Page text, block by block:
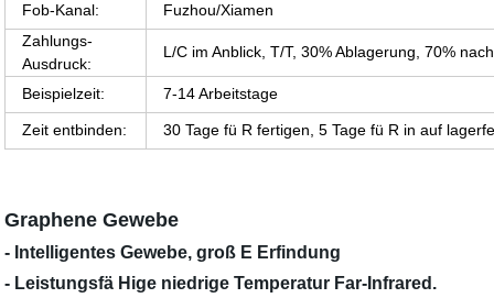
Fob-Kanal:
Fuzhou/Xiamen
Zahlungs-
Ausdruck:
L/C im Anblick, T/T, 30% Ablagerung, 70%
Beispielzeit: 7-14 Arbeitstage
Zeit entbinden: 30 Tage fü R fertigen, 5 Tage fü R in auf
Graphene Gewebe
- Intelligentes Gewebe, groß E Erfindung
- Leistungsfä Hige niedrige Temperatur Far-Infrared.